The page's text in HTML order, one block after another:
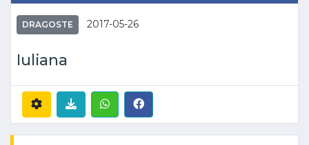
DRAGOSTE 2017-05-26
Iuliana